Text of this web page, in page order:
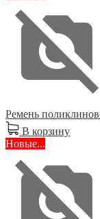
Ремень
В корзину
Новые...